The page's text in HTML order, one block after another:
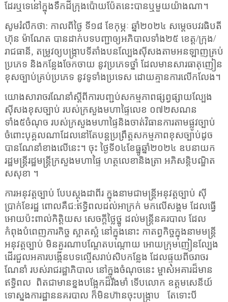
ដែរឬទេនៅក្នុងទឹកដីក្រុងប៉ោយប៉ែតនេះបានឬមួយយ៉ាងណា។
សូមរំលឹកថា: កាលពីថ្ងៃ ទី១៨ ខែកុម្ភៈ ឆ្នាំ២០២៤ សម្តេចបវរធិបតី
ហ៊ុន ម៉ាណែត បានដាក់បទបញ្ជាឲ្យអភិបាលទាំង២៥ ខេត្ត/ក្រុង/
រាជធានី, តម្រូវឲ្យបង្រ្កាបទីតាំងបនល្បែងស៊ីសងតាមអនឡាញគ្រប់
ប្រភេទ និងកន្លែងចែកចាយ នូវប្រភេទថ្នាំ ដែលមានសារធាតុញៀន
ខុសច្បាប់គ្រប់ប្រភេទ នូវទូទាំងប្រទេស ដោយគ្មានការលើកលែង។
យោងសារាចរណែនាំស្តីពីការបញ្ជប់សកម្មភាពផ្សព្វផ្សាយល្បែង
ស៊ីសងខុសច្បាប់ របស់ក្រសួងមហាផ្ទៃលេខ ០៧២សណន
ទាំង៥ចំណុច របស់ក្រសួងមហាផ្ទៃនិងចាត់វិធានការតាមផ្លូវច្បាប់
ចំពោះបុគ្គលណាដែលនៅតែបន្តប្រព្រឹត្តសកម្មភាពខុសច្បាប់ដូច
បានណែនាំខាងលើនេះ។ ចុះ ថ្ងៃទី០៤ខែធ្នូឆ្នាំ២០២៤ ឧបនាយក
រដ្ឋមន្ត្រីរដ្ឋមន្ត្រីក្រសួងមហាផ្ទៃ ហត្ថលេខានិងត្រា អភិសន្តិបណ្ឌិត
សសុខា ។
ការអនុវត្តច្បាប់ បែបស្តុងដាពីរ ក្នុងនាមជាមន្ត្រីអនុវត្តច្បាប់ ស៊ី
ប្រាក់ខែរដ្ឋ ពោលគឺជ:ឥទ្ធិពលដល់អាក្រក់ មកលើសង្គម ដែលធ្វើ
អោយប៉ះពាល់កិត្តិយស សេចក្តីថ្លៃថ្នូ ដល់មន្ត្រីនគរបាល ដែល
កំពុងបំពេញភារកិច្ច ស្អាតស្អំ នៅក្នុងនោះ កាតព្វកិច្ចក្នុងនាមមន្ត្រី
អនុវត្តច្បាប់ មិនគួរណាបណ្តែតបណ្កោយ អោយក្រុមញៀនល្បែង
ដើរជួលអគារបង្កើនបទល្មើសរាប់សិបកន្លែង ដែលផ្ទុយពីចរាចរ
ណែនាំ របស់រាជរដ្ឋាភិបាល នៅក្នុងចំណុចនេះ ម្ចាស់អគារដ៏មាន
ឥទ្ធិពល ពិតជាមានខ្នងបង្អែកដ៏រឹងមាំ ទើបលោក ឧត្តមសេនីយ៍
ទោស្នងការដ្ឋាននគរបាល ក៏មិនហ៊ានចុះបង្ក្រាប
តែទោះបី